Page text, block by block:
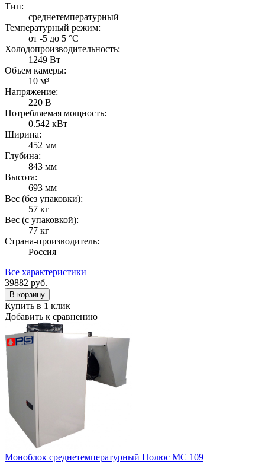
Тип:
среднетемпературный
Температурный режим:
от -5 до 5 °C
Холодопроизводительность:
1249 Вт
Объем камеры:
10 м³
Напряжение:
220 В
Потребляемая мощность:
0.542 кВт
Ширина:
452 мм
Глубина:
843 мм
Высота:
693 мм
Вес (без упаковки):
57 кг
Вес (с упаковкой):
77 кг
Страна-производитель:
Россия
Все характеристики
39882 руб.
В корзину
Купить в 1 клик
Добавить к сравнению
Моноблок среднетемпературный Полюс MC 109